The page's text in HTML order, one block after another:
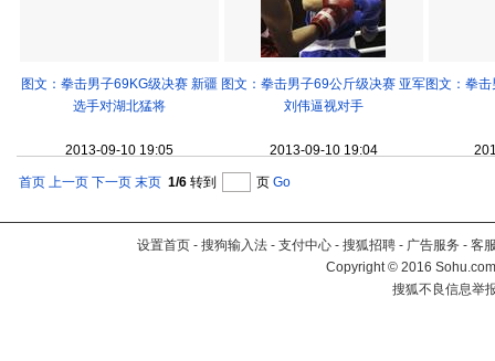
图文：拳击男子69KG级决赛 新疆
选手对湖北猛将
2013-09-10 19:05
图文：拳击男子69公斤级决赛 亚军
刘伟逼视对手
2013-09-10 19:04
图文：拳
首页 上一页 下一页 末页 1/6 转到 页 Go
设置首页 - 搜狗输入法 - 支付中心 - 搜狐招聘 - 广告服务 - 客
Copyright©2016
搜狐不良信息举